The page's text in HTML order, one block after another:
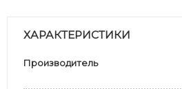
ХАРАКТЕРИСТИКИ
Производитель